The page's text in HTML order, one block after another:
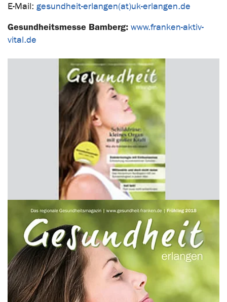
E-Mail: gesundheit-erlangen(at)uk-erlangen.de
Gesundheitsmesse Bamberg: www.franken-aktiv-
vital.de